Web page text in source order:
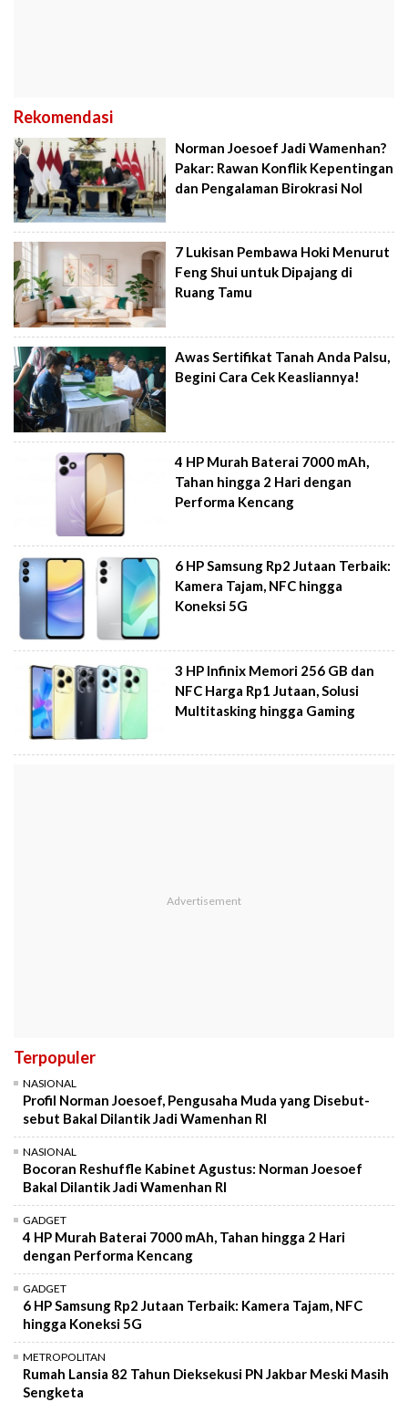
Rekomendasi
Norman Joesoef Jadi Wamenhan?
Pakar: Rawan Konflik Kepentingan
dan Pengalaman Birokrasi Nol
7 Lukisan Pembawa Hoki Menurut
Feng Shui untuk Dipajang di
Ruang Tamu
Awas Sertifikat Tanah Anda Palsu,
Begini Cara Cek Keasliannya!
4 HP Murah Baterai 7000 mAh,
Tahan hingga 2 Hari dengan
Performa Kencang
6 HP Samsung Rp2 Jutaan Terbaik:
Kamera Tajam, NFC hingga
Koneksi 5G
3 HP Infinix Memori 256 GB dan
NFC Harga Rp1 Jutaan, Solusi
Multitasking hingga Gaming
Terpopuler
NASIONAL
Profil Norman Joesoef, Pengusaha Muda yang Disebut-
sebut Bakal Dilantik Jadi Wamenhan RI
NASIONAL
Bocoran Reshuffle Kabinet Agustus: Norman Joesoef
Bakal Dilantik Jadi Wamenhan RI
GADGET
4 HP Murah Baterai 7000 mAh, Tahan hingga 2 Hari
dengan Performa Kencang
GADGET
6 HP Samsung Rp2 Jutaan Terbaik: Kamera Tajam, NFC
hingga Koneksi 5G
METROPOLITAN
Rumah Lansia 82 Tahun Dieksekusi PN Jakbar Meski Masih
Sengketa